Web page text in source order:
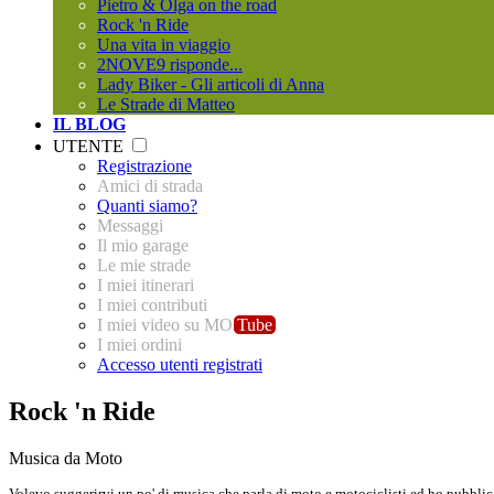
Pietro & Olga on the road
Rock 'n Ride
Una vita in viaggio
2NOVE9 risponde...
Lady Biker - Gli articoli di Anna
Le Strade di Matteo
IL BLOG
UTENTE
Registrazione
Amici di strada
Quanti siamo?
Messaggi
Il mio garage
Le mie strade
I miei itinerari
I miei contributi
I miei video su MO Tube
I miei ordini
Accesso utenti registrati
Rock 'n Ride
Musica da Moto